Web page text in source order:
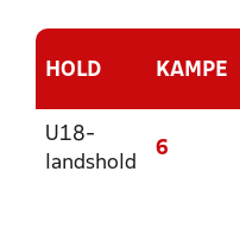
HOLD KAMPE
U18-
landshold
6